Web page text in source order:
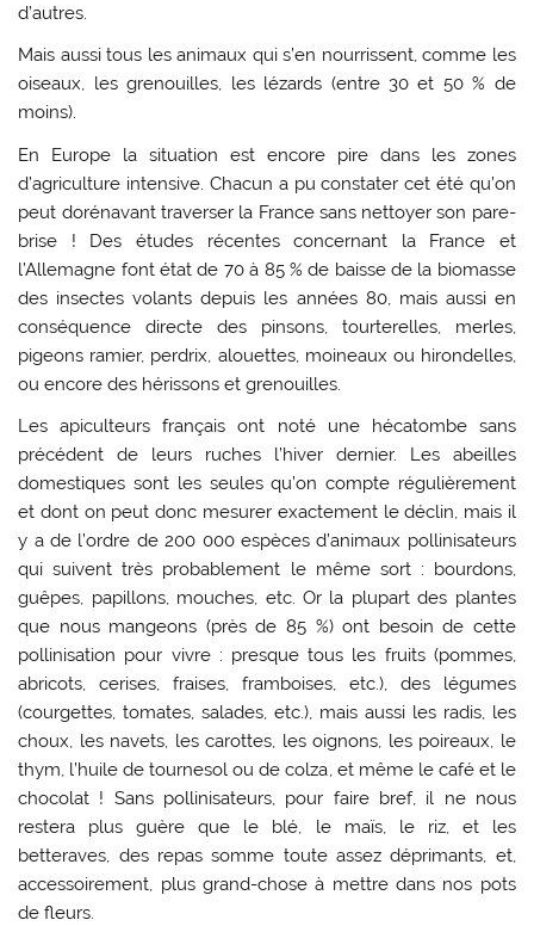
d’autres.
Mais aussi tous les animaux qui s’en nourrissent, comme les
oiseaux, les grenouilles, les lézards (entre 30 et 50 % de
moins).
En Europe la situation est encore pire dans les zones
d’agriculture intensive. Chacun a pu constater cet été qu’on
peut dorénavant traverser la France sans nettoyer son pare-
brise ! Des études récentes concernant la France et
l’Allemagne font état de 70 à 85 % de baisse de la biomasse
des insectes volants depuis les années 80, mais aussi en
conséquence directe des pinsons, tourterelles, merles,
pigeons ramier, perdrix, alouettes, moineaux ou hirondelles,
ou encore des hérissons et grenouilles.
Les apiculteurs français ont noté une hécatombe sans
précédent de leurs ruches l’hiver dernier. Les abeilles
domestiques sont les seules qu’on compte régulièrement
et dont on peut donc mesurer exactement le déclin, mais il
y a de l’ordre de 200 000 espèces d’animaux pollinisateurs
qui suivent très probablement le même sort : bourdons,
guêpes, papillons, mouches, etc. Or la plupart des plantes
que nous mangeons (près de 85 %) ont besoin de cette
pollinisation pour vivre : presque tous les fruits (pommes,
abricots, cerises, fraises, framboises, etc.), des légumes
(courgettes, tomates, salades, etc.), mais aussi les radis, les
choux, les navets, les carottes, les oignons, les poireaux, le
thym, l’huile de tournesol ou de colza, et même le café et le
chocolat ! Sans pollinisateurs, pour faire bref, il ne nous
restera plus guère que le blé, le maïs, le riz, et les
betteraves, des repas somme toute assez déprimants, et,
accessoirement, plus grand-chose à mettre dans nos pots
de fleurs.